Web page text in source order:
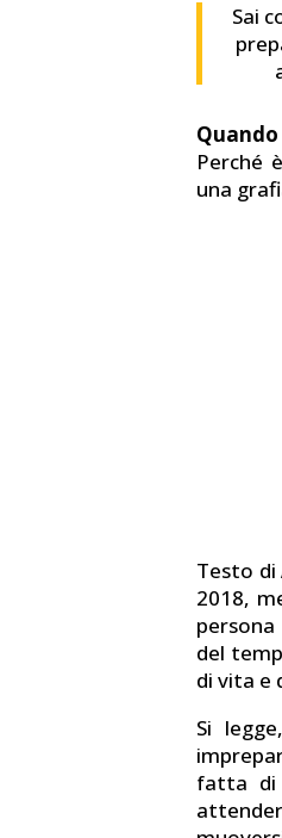
Sai
Perché
una
Testo di
2018,
del
di vita e
Si
fatta di